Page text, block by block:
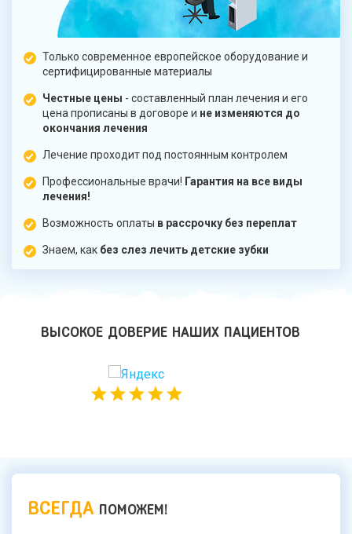
Только современное европейское оборудование и
сертифицированные материалы
Честные цены - составленный план лечения и его
цена прописаны в договоре и не изменяются до
окончания лечения
Лечение проходит под постоянным контролем
Профессиональные врачи! Гарантия на все виды
лечения!
Возможность оплаты в рассрочку без переплат
Знаем, как без слез лечить детские зубки
ВЫСОКОЕ ДОВЕРИЕ НАШИХ ПАЦИЕНТОВ
ВСЕГДА ПОМОЖЕМ!